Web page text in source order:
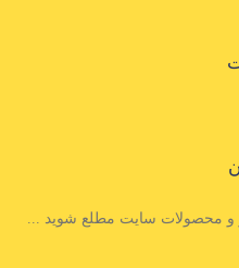
و محصولات سایت مطلع شوید ...